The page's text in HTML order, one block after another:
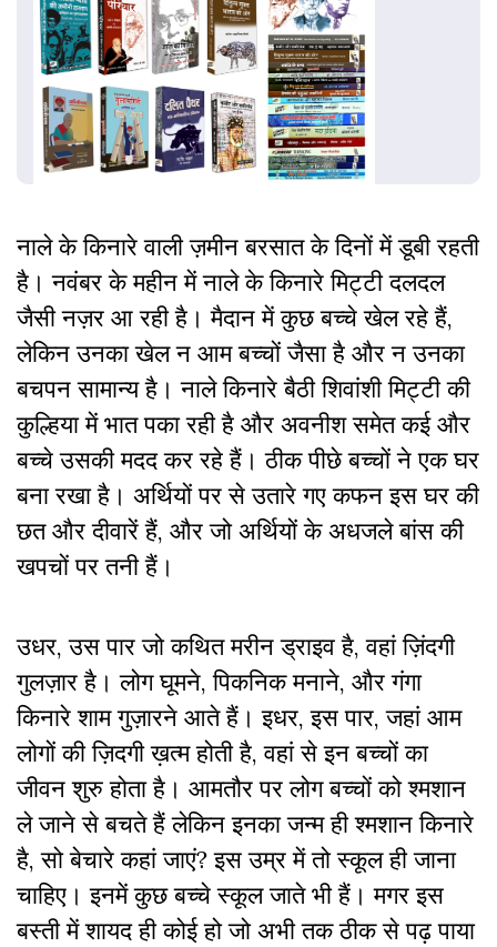
नाले के किनारे वाली ज़मीन बरसात के दिनों में डूबी रहती
है। नवंबर के महीन में नाले के किनारे मिट्टी दलदल
जैसी नज़र आ रही है। मैदान में कुछ बच्चे खेल रहे हैं,
लेकिन उनका खेल न आम बच्चों जैसा है और न उनका
बचपन सामान्य है। नाले किनारे बैठी शिवांशी मिट्टी की
कुल्हिया में भात पका रही है और अवनीश समेत कई और
बच्चे उसकी मदद कर रहे हैं। ठीक पीछे बच्चों ने एक घर
बना रखा है। अर्थियों पर से उतारे गए कफन इस घर की
छत और दीवारें हैं, और जो अर्थियों के अधजले बांस की
खपचों पर तनी हैं।
उधर, उस पार जो कथित मरीन ड्राइव है, वहां ज़िंदगी
गुलज़ार है। लोग घूमने, पिकनिक मनाने, और गंगा
किनारे शाम गुज़ारने आते हैं। इधर, इस पार, जहां आम
लोगों की ज़िदगी ख़त्म होती है, वहां से इन बच्चों का
जीवन शुरु होता है। आमतौर पर लोग बच्चों को श्मशान
ले जाने से बचते हैं लेकिन इनका जन्म ही श्मशान किनारे
है, सो बेचारे कहां जाएं? इस उम्र में तो स्कूल ही जाना
चाहिए। इनमें कुछ बच्चे स्कूल जाते भी हैं। मगर इस
बस्ती में शायद ही कोई हो जो अभी तक ठीक से पढ़ पाया